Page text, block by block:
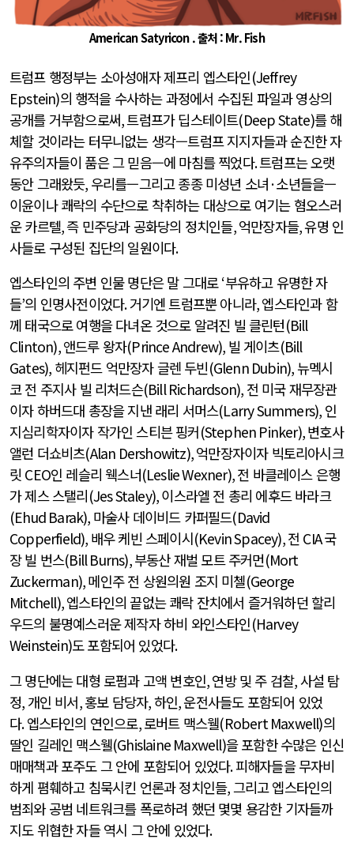
American Satyricon . 출처 : Mr. Fish
트럼프 행정부는 소아성애자 제프리 엡스타인(Jeffrey
Epstein)의 행적을 수사하는 과정에서 수집된 파일과 영상의
공개를 거부함으로써,트럼프가 딥스테이트(Deep State)를 해
체할 것이라는 터무니없는 생각—트럼프 지지자들과 순진한 자
유주의자들이 품은 그 믿음—에 마침를 찍었다.트럼프는 오랫
동안 그래왔듯, 우리를—그리고 종종 미성년 소녀 ·소년들을—
이윤이나 쾌락의 수단으로 착취하는 대상으로 여기는 혐오스러
운 카르텔,즉 민주당과 공화당의 정치인들,억만장자들,유명 인
사들로 구성된 집단의 일원이다.
엡스타인의 주변 인물 명단은 말 그대로‘부유하고 유명한 자
들’의 인명사전이었다.거기엔 트럼프뿐 아니라,엡스타인과 함
께 태국으로 여행을 다녀온 것으로 알려진 빌 클린턴(Bill
Clinton),앤드루 왕자(Prince Andrew), 빌 게이츠(Bill
Gates), 헤지펀드 억만장자 글렌 두빈(Glenn Dubin),뉴멕시
코 전 주지사 빌 리처드슨(Bill Richardson), 전 미국 재무장관
이자 하버드대 총장을 지낸 래리 서머스(Larry Summers), 인
지심리학자이자 작가인 스티븐 핑커(Stephen Pinker),변호사
앨런 더쇼비츠(Alan Dershowitz),억만장자이자 빅토리아시크
릿 CEO인 레슬리 웩스너(Leslie Wexner),전 바클레이스 은행
가 제스 스탤리(Jes Staley),이스라엘 전 총리 에후드 바라크
(Ehud Barak), 마술사 데이비드 카퍼필드(David
Copperfield), 배우 케빈 스페이시(Kevin Spacey),전 CIA국
장 빌 번스(Bill Burns),부동산 재벌 모트 주커먼(Mort
Zuckerman),메인주 전 상원의원 조지 미첼(George
Mitchell),엡스타인의 끝없는 쾌락 잔치에서 즐거워하던 할리
우드의 불명예스러운 제작자 하비 와인스타인(Harvey
Weinstein)도 포함되어 있었다.
그 명단에는 대형 로펌과 고액 변호인,연방 및 주 검찰,사설 탐
정, 개인 비서,홍보 담당자,하인,운전사들도 포함되어 있었
다.엡스타인의 연인으로,로버트 맥스웰(Robert Maxwell)의
딸인 길레인 맥스웰(Ghislaine Maxwell)을 포함한 수많은 인신
매매책과 포주도 그 안에 포함되어 있었다.피해자들을 무자비
하게 폄훼하고 침묵시킨 언론과 정치인들,그리고 엡스타인의
범죄와 공범 네트워크를 폭로하려 했던 몇몇 용감한 기자들까
지도 위협한 자들 역시 그 안에 있었다.